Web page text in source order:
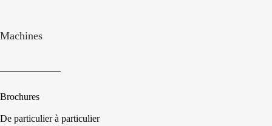
Machines
Brochures
De particulier à particulier